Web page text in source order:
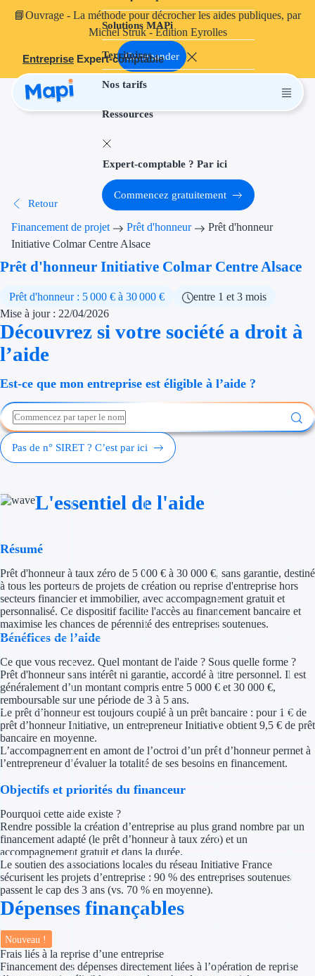
📘Ouvrage - La méthode pour décrocher les aides publiques, par
Michel Struk - Édition Eyrolles
Commander
Entreprise Expert-comptable
Solutions MAPi
Territoires
Nos tarifs
Ressources
Projets finançables
Aides à
Aides
Thématiques
Financement
Transition
Économies
Création
Aides sans
Subventions
Réduction des
Investir dans
Aides Fiscales et
Exonération
Expert-comptable ? Par ici
Commencez gratuitement
Retour
Financement de projet Prêt d'honneur
Prêt d'honneur
Initiative Colmar Centre Alsace
Prêt d'honneur Initiative Colmar Centre Alsace
Prêt d'honneur : 5 000 € à 30 000 €
entre 1 et 3 mois
Mise à jour : 22/04/2026
Découvrez si votre société a droit à
l’aide
Est-ce que mon entreprise est éligible à l’aide ?
Pas de n° SIRET ? C’est par ici
L'essentiel de l'aide
Résumé
Prêt d'honneur à taux zéro de 5 000 € à 30 000 €, sans garantie, destiné
à tous les porteurs de projets de création ou reprise d'entreprise hors
secteurs financier et immobilier, avec accompagnement gratuit et
personnalisé. Ce dispositif facilite l'accès au financement bancaire et
maximise les chances de pérennité des entreprises soutenues.
Bénéfices de l’aide
Ce que vous recevez. Quel montant de l'aide ? Sous quelle forme ?
Prêt d'honneur sans intérêt ni garantie, accordé à titre personnel. Il est
généralement d’un montant compris entre 5 000 € et 30 000 €,
remboursable sur une période de 3 à 5 ans.
Le prêt d’honneur est toujours couplé à un prêt bancaire : pour 1 € de
prêt d’honneur Initiative, un entrepreneur Initiative obtient 9,5 € de prêt
bancaire en moyenne.
L’accompagnement en amont de l’octroi d’un prêt d’honneur permet à
l’entrepreneur d’évaluer la totalité de ses besoins en financement.
Objectifs et priorités du financeur
Pourquoi cette aide existe ?
Rendre possible la création d’entreprise au plus grand nombre par un
financement adapté (le prêt d’honneur à taux zéro) et un
accompagnement gratuit et dans la durée.
Le soutien des associations locales du réseau Initiative France
sécurisent les projets d’entreprise : 90 % des entreprises soutenues
passent le cap des 3 ans (vs. 70 % en moyenne).
Dépenses finançables
Nouveau !
Frais liés à la reprise d’une entreprise
Financement des dépenses directement liées à l’opération de reprise